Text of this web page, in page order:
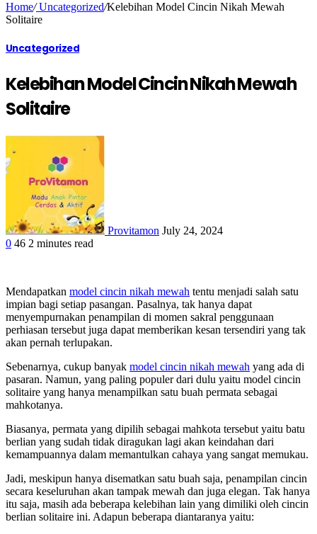
Home/Uncategorized/Kelebihan Model Cincin Nikah Mewah
Solitaire
Uncategorized
Kelebihan Model Cincin Nikah Mewah
Solitaire
Provitamon July 24, 2024
0 46 2 minutes read
Mendapatkan model cincin nikah mewah tentu menjadi salah satu
impian bagi setiap pasangan. Pasalnya, tak hanya dapat
menyempurnakan penampilan di momen sakral penggunaan
perhiasan tersebut juga dapat memberikan kesan tersendiri yang tak
akan pernah terlupakan.
Sebenarnya, cukup banyak model cincin nikah mewah yang ada di
pasaran. Namun, yang paling populer dari dulu yaitu model cincin
solitaire yang hanya menampilkan satu buah permata sebagai
mahkotanya.
Biasanya, permata yang dipilih sebagai mahkota tersebut yaitu batu
berlian yang sudah tidak diragukan lagi akan keindahan dari
kemampuannya dalam memantulkan cahaya yang sangat memukau.
Jadi, meskipun hanya disematkan satu buah saja, penampilan cincin
secara keseluruhan akan tampak mewah dan juga elegan. Tak hanya
itu saja, masih ada beberapa kelebihan lain yang dimiliki oleh cincin
berlian solitaire ini. Adapun beberapa diantaranya yaitu: